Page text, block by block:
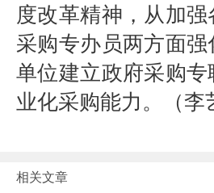
度改革精神，从加
采购专办员两方面
单位建立政府采购
业化采购能力。
（李
相关文章